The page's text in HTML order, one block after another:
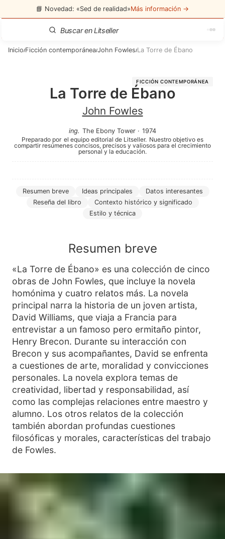
📘 Novedad: «Sed de realidad»Más información →
Inicio/Ficción contemporánea/John Fowles/La Torre de Ébano
FICCIÓN CONTEMPORÁNEA
La Torre de Ébano
John Fowles
ing. The Ebony Tower · 1974
Preparado por el equipo editorial de Litseller. Nuestro objetivo es
compartir resúmenes concisos, precisos y valiosos para el crecimiento
personal y la educación.
Resumen breve Ideas principales
Datos interesantes
Reseña del libro
Contexto histórico y significado
Estilo y técnica
Resumen breve
«La Torre de Ébano» es una colección de cinco
obras de John Fowles, que incluye la novela
homónima y cuatro relatos más. La novela
principal narra la historia de un joven artista,
David Williams, que viaja a Francia para
entrevistar a un famoso pero ermitaño pintor,
Henry Brecon. Durante su interacción con
Brecon y sus acompañantes, David se enfrenta
a cuestiones de arte, moralidad y convicciones
personales. La novela explora temas de
creatividad, libertad y responsabilidad, así
como las complejas relaciones entre maestro y
alumno. Los otros relatos de la colección
también abordan profundas cuestiones
filosóficas y morales, características del trabajo
de Fowles.